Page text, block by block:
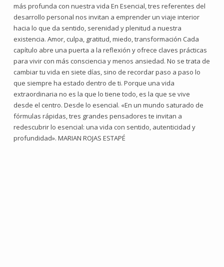
más profunda con nuestra vida En Esencial, tres referentes del
desarrollo personal nos invitan a emprender un viaje interior
hacia lo que da sentido, serenidad y plenitud a nuestra
existencia. Amor, culpa, gratitud, miedo, transformación Cada
capítulo abre una puerta a la reflexión y ofrece claves prácticas
para vivir con más consciencia y menos ansiedad. No se trata de
cambiar tu vida en siete días, sino de recordar paso a paso lo
que siempre ha estado dentro de ti. Porque una vida
extraordinaria no es la que lo tiene todo, es la que se vive
desde el centro. Desde lo esencial. «En un mundo saturado de
fórmulas rápidas, tres grandes pensadores te invitan a
redescubrir lo esencial: una vida con sentido, autenticidad y
profundidad». MARIAN ROJAS ESTAPÉ